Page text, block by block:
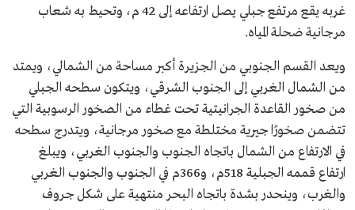
غربه يقع مرتفع جبلي يصل ارتفاعه إلى 42 م، وتحيط به شعاب
مرجانية ضحلة المياه.
ويعد القسم الجنوبي من الجزيرة أكبر مساحة من الشمالي، ويمتد
من الشمال الغربي إلى الجنوب الشرقي، ويتكون سطحه الجبلي
من صخور القاعدة الجرانيتية تحت غطاء من الصخور الرسوبية التي
تتضمن صخورًا جيرية مختلطة مع صخور مرجانية، ويتدرج سطحه
في الارتفاع من الشمال باتجاه الجنوب والجنوب الغربي، ويبلغ
ارتفاع قممه الجبلية 518م، و366م في الجنوب والجنوب الغربي
والغرب، وينحدر بشدة باتجاه البحر منتهية على شكل جروف